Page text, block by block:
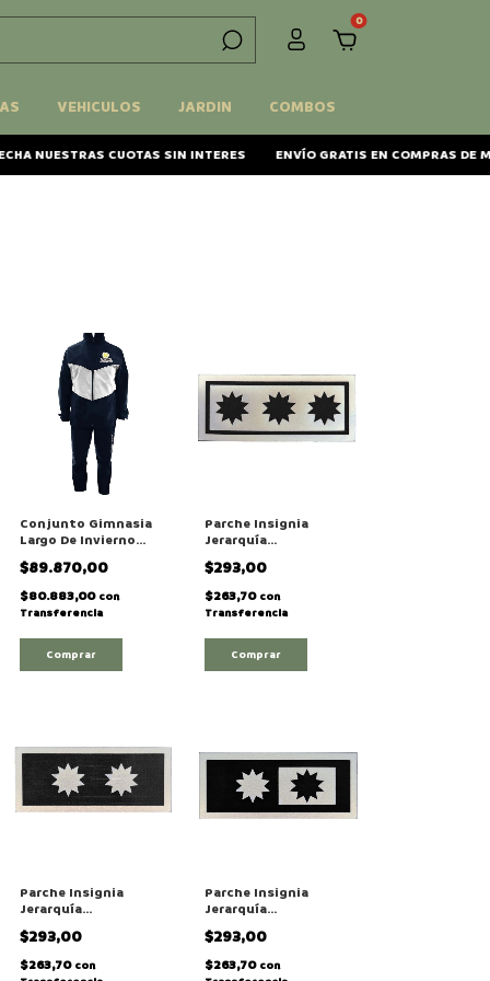
0
VEHICULOS JARDIN COMBOS
NUESTRAS CUOTAS SIN INTERES ENVÍO GRATIS EN COMPRAS DE
Conjunto Gimnasia
Largo De Invierno
Ejercito Argentino
Militar
$89.870,00
$80.883,00 con
Transferencia
Comprar
Parche Insignia
Jerarquía
Termoadhesiva
Reflectiva De
"Coronel" Para
Gimnasia
$293,00
$263,70 con
Transferencia
Comprar
Parche Insignia
Jerarquía
Termoadhesiva
Reflectiva De
"Teniente Primero"
Para Gimnasia
$293,00
$263,70 con
Parche Insignia
Jerarquía
Termoadhesiva
Reflectiva De
"Teniente" Para
Gimnasia
$293,00
$263,70 con